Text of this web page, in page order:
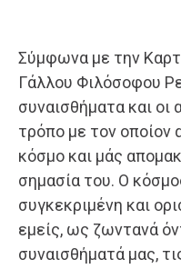
Σύμφωνα με την
Γάλλου Φιλόσοφου
συναισθήματα και οι
τρόπο με τον οποίον
κόσμο και μάς
σημασία του. Ο
συγκεκριμένη και
εμείς, ως ζωντανά
συναισθήματά μας,